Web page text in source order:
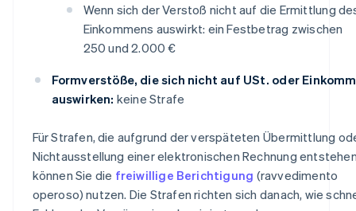
Wenn sich der Verstoß nicht auf die Ermittlung
Einkommens auswirkt: ein Festbetrag zwischen
250 und 2.000 €
Formverstöße, die sich nicht auf USt. oder
auswirken: keine Strafe
Für Strafen, die aufgrund der verspäteten Übermittlung
Nichtausstellung einer elektronischen Rechnung
können Sie die freiwillige Berichtigung (ravvedimento
operoso) nutzen. Die Strafen richten sich danach, wie